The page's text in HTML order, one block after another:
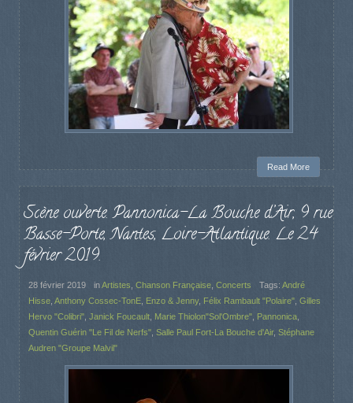
Read More
Scène ouverte. Pannonica-La Bouche d’Air, 9 rue
Basse-Porte, Nantes, Loire-Atlantique. Le 24
février 2019.
28 février 2019 inArtistes Chanson Française Concerts Tags: André
Hisse Anthony Cossec-TonE Enzo & Jenny, Félix Rambault "Polaire" Gilles
Hervo "Colibri" Janick Foucault Marie Thiolon"Sol'Ombre" Pannonica
Quentin Guérin "Le Fil de Nerfs" Salle Paul Fort-La Bouche d'Air, Stéphane
Audren "Groupe Malvil"